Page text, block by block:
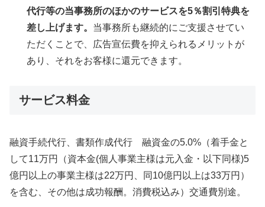
代行等の当事務所のほかのサービスを5％割引特典を
差し上げます。 当事務所も継続的にご支援させてい
ただくことで、広告宣伝費を抑えられるメリットが
あり、それをお客様に還元できます。
サービス料金
融資手続代行、書類作成代行 融資金の5.0%（着手金と
して11万円（資本金(個人事業主様は元入金・以下同様)5
億円以上の事業主様は22万円、同10億円以上は33万円）
を含む、その他は成功報酬。消費税込み）交通費別途。